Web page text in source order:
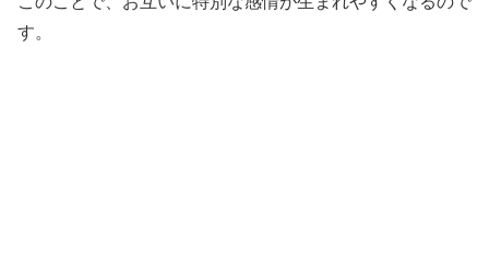
す。